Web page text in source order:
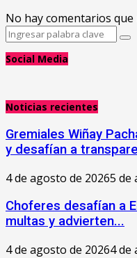
No hay comentarios
Search
Social Media
Noticias recientes
Gremiales Wiñay
y desafían a
4 de agosto de 20265 de
Choferes desafían a
multas y advierten...
4 de agosto de 20264 de